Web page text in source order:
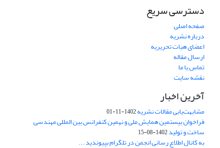
دسترسی سریع
صفحه اصلی
درباره نشریه
اعضای هیات تحریریه
ارسال مقاله
تماس با ما
نقشه سایت
آخرین اخبار
مشابهت‌یابی مقالات نشریه1402-11-01
فراخوان بیستمین همایش ملی و نهمین کنفرانس بین المللی مهندسی
ساخت و تولید1402-08-15
به کانال اطلاع رسانی انجمن در تلگرام بپیوندید ...